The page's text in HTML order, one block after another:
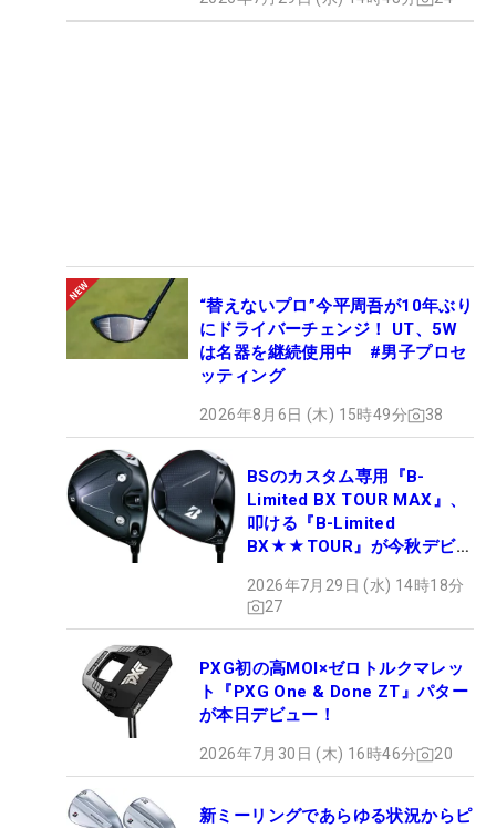
“替えないプロ”今平周吾が10年ぶり
にドライバーチェンジ！ UT、5W
は名器を継続使用中 #男子プロセ
ッティング
2026年8月6日 (木) 15時49分 38
BSのカスタム専用『B-
Limited BX TOUR MAX』、
叩ける『B-Limited
BX★★TOUR』が今秋デビュ
2026年7月29日 (水) 14時18分
27
PXG初の高MOI×ゼロトルクマレッ
ト『PXG One & Done ZT』パター
が本日デビュー！
2026年7月30日 (木) 16時46分 20
新ミーリングであらゆる状況からピ